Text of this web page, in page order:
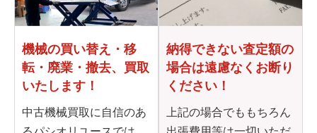
機械の買い替え・移
転・ 廃業・撤去、買取
いたします！
中古機械買取に自信のあ
納得できない査定額の
場合は遠慮なくお断り
ください！
上記の場合でももちろん